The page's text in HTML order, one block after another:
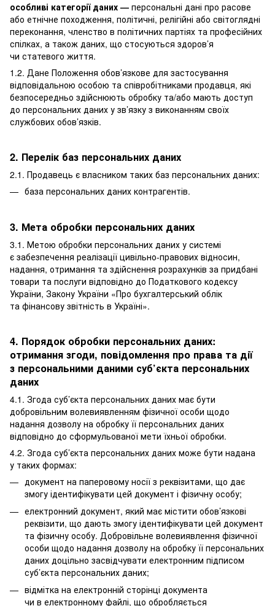
особливі категорії даних — персональні дані про расове
або етнічне походження, політичні, релігійні або світоглядні
переконання, членство в політичних партіях та професійних
спілках, а також даних, що стосуються здоров’я
чи статевого життя.
1.2. Дане Положення обов’язкове для застосування
відповідальною особою та співробітниками продавця, які
безпосередньо здійснюють обробку та/або мають доступ
до персональних даних у зв’язку з виконанням своїх
службових обов’язків.
2. Перелік баз персональних даних
2.1. Продавець є власником таких баз персональних даних:
база персональних даних контрагентів.
3. Мета обробки персональних даних
3.1. Метою обробки персональних даних у системі
є забезпечення реалізації цивільно-правових відносин,
надання, отримання та здійснення розрахунків за придбані
товари та послуги відповідно до Податкового кодексу
України, Закону України «Про бухгалтерський облік
та фінансову звітність в Україні».
4. Порядок обробки персональних даних:
отримання згоди, повідомлення про права та дії
з персональними даними суб’єкта персональних
даних
4.1. Згода суб’єкта персональних даних має бути
добровільним волевиявленням фізичної особи щодо
надання дозволу на обробку її персональних даних
відповідно до сформульованої мети їхньої обробки.
4.2. Згода суб’єкта персональних даних може бути надана
у таких формах:
документ на паперовому носії з реквізитами, що дає
змогу ідентифікувати цей документ і фізичну особу;
електронний документ, який має містити обов’язкові
реквізити, що дають змогу ідентифікувати цей документ
та фізичну особу. Добровільне волевиявлення фізичної
особи щодо надання дозволу на обробку її персональних
даних доцільно засвідчувати електронним підписом
суб’єкта персональних даних;
відмітка на електронній сторінці документа
чи в електронному файлі, що обробляється